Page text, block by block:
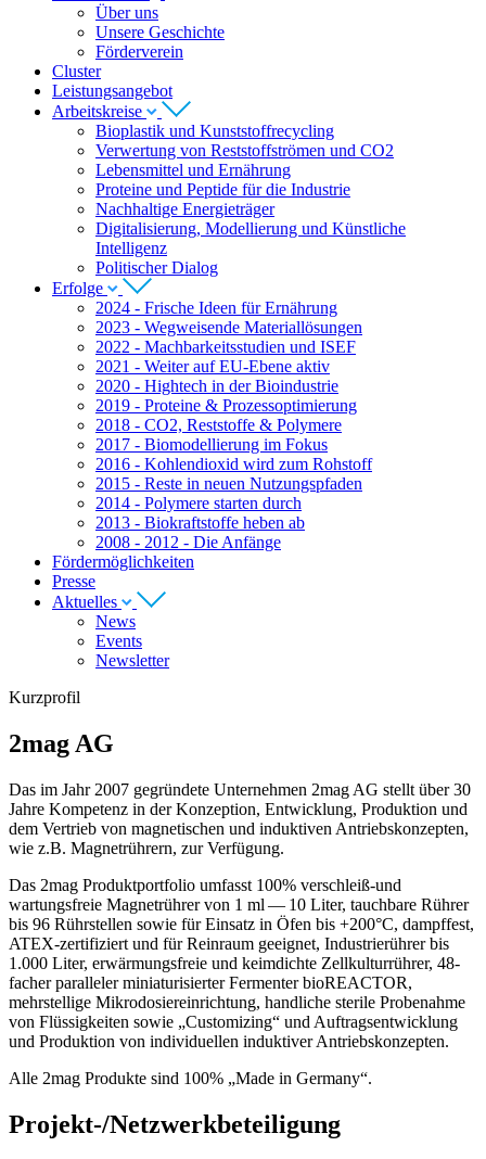
Über uns
Unsere Geschichte
Förderverein
Cluster
Leistungsangebot
Arbeitskreise
Bioplastik und Kunststoffrecycling
Verwertung von Reststoffströmen und CO2
Lebensmittel und Ernährung
Proteine und Peptide für die Industrie
Nachhaltige Energieträger
Digitalisierung, Modellierung und Künstliche
Intelligenz
Politischer Dialog
Erfolge
2024 - Frische Ideen für Ernährung
2023 - Wegweisende Materiallösungen
2022 - Machbarkeitsstudien und ISEF
2021 - Weiter auf EU-Ebene aktiv
2020 - Hightech in der Bioindustrie
2019 - Proteine & Prozessoptimierung
2018 - CO2, Reststoffe & Polymere
2017 - Biomodellierung im Fokus
2016 - Kohlendioxid wird zum Rohstoff
2015 - Reste in neuen Nutzungspfaden
2014 - Polymere starten durch
2013 - Biokraftstoffe heben ab
2008 - 2012 - Die Anfänge
Fördermöglichkeiten
Presse
Aktuelles
News
Events
Newsletter
Kurzprofil
2mag AG
Das im Jahr 2007 gegründete Unternehmen 2mag AG stellt über30
Jahre Kompetenz in der Konzeption, Entwicklung, Produktion und
dem Vertrieb von magnetischen und induktiven Antriebskonzepten,
wie z.B. Magnetrührern, zur Verfügung.
Das 2mag Produktportfolio umfasst 100% verschleiß-und
wartungsfreie Magnetrührer von 1 ml — 10 Liter, tauchbare Rührer
bis 96 Rührstellen sowie für Einsatz in Öfen bis +200°C, dampffest,
ATEX-zertifiziert und für Reinraum geeignet, Industrierührer bis
1 .000 Liter, erwärmungsfreie und keimdichte Zellkulturrührer, 48-
facher paralleler miniaturisierter Fermenter bioREACTOR,
mehrstellige Mikrodosiereinrichtung, handliche sterile Probenahme
von Flüssigkeiten sowie „Customizing“ und Auftragsentwicklung
und Produktion von individuellen induktiver Antriebskonzepten.
Alle 2mag Produkte sind 100% „Made in Germany“.
Projekt-/Netzwerkbeteiligung